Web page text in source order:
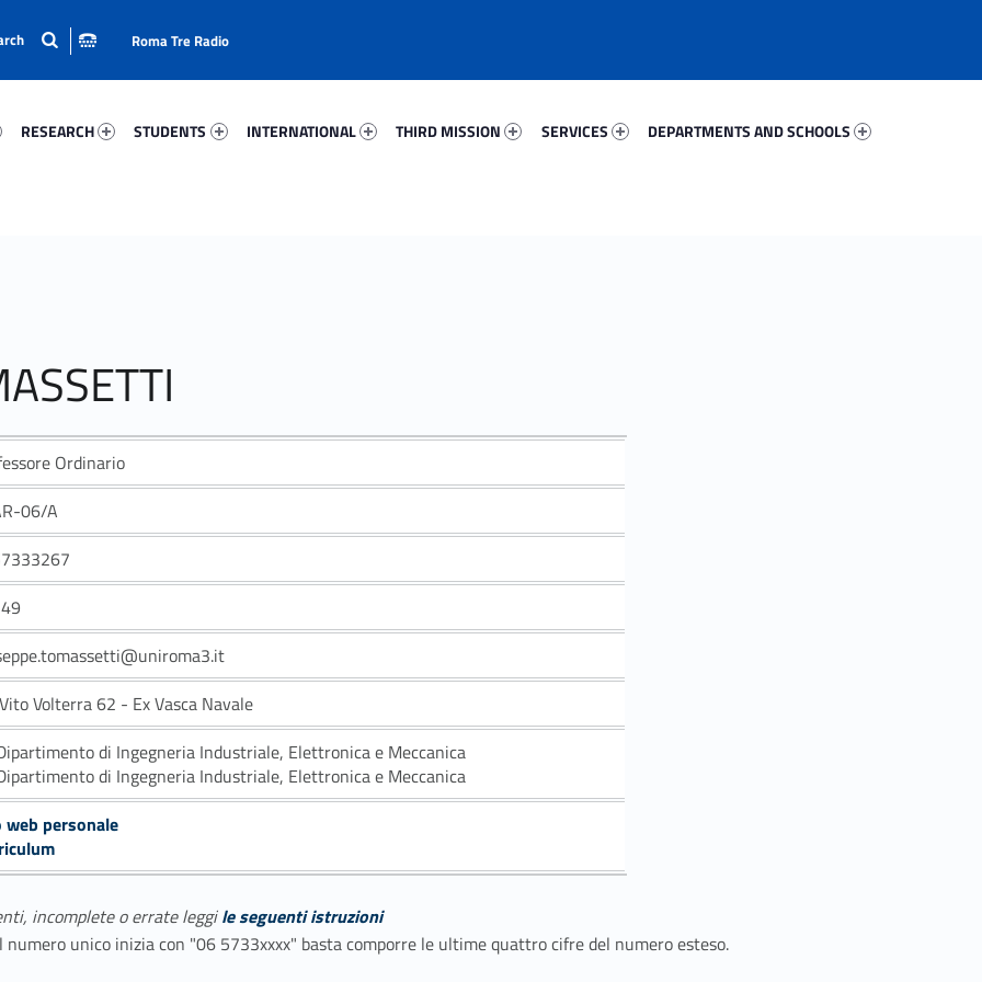
RESEARCH
STUDENTS
INTERNATIONAL
THIRD MISSION
SERVICES
DEPARTMENTS AND SCHOOLS
Roma Tre Radio
Ordinario
06/A
Volterra 62 - Ex Vasca Navale
di Ingegneria Industriale, Elettronica e Meccanica
di Ingegneria Industriale, Elettronica e Meccanica
web personale
incomplete o errate leggile seguenti istruzioni
unico inizia con "06 5733xxxx" basta comporre le ultime quattro cifre del numero esteso.